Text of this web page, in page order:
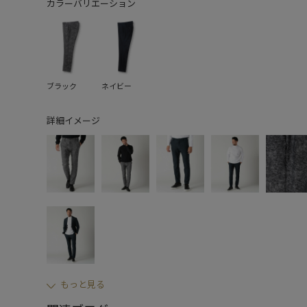
カラーバリエーション
ブラック ネイビー
詳細イメージ
もっと見る